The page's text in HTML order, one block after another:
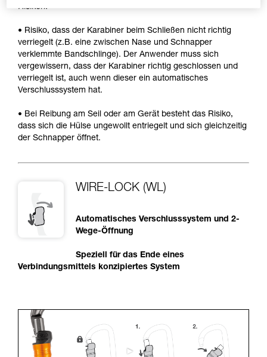
Risiken:
• Risiko, dass der Karabiner beim Schließen nicht richtig
verriegelt (z.B. eine zwischen Nase und Schnapper
verklemmte Bandschlinge). Der Anwender muss sich
vergewissern, dass der Karabiner richtig geschlossen und
verriegelt ist, auch wenn dieser ein automatisches
Verschlusssystem hat.
• Bei Reibung am Seil oder am Gerät besteht das Risiko,
dass sich die Hülse ungewollt entriegelt und sich gleichzeitig
der Schnapper öffnet.
WIRE-LOCK (WL)
Automatisches Verschlusssystem und 2-
Wege-Öffnung
Speziell für das Ende eines
Verbindungsmittels konzipiertes System